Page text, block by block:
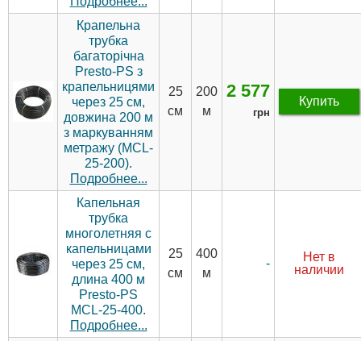
Крапельна
трубка
багаторічна
Presto-PS з
крапельницями
через 25 см,
довжина 200 м
з маркуванням
метражу (MCL-
25-200).
Подробнее...
25
см
200
м
2 577
грн
Купить
Капельная
трубка
многолетняя с
капельницами
через 25 см,
длина 400 м
Presto-PS
MCL-25-400.
Подробнее...
25
см
400
м
-
Нет в
наличии